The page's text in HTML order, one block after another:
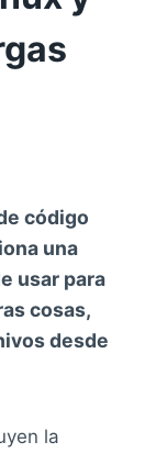
código
una
usar para
cosas,
desde
la